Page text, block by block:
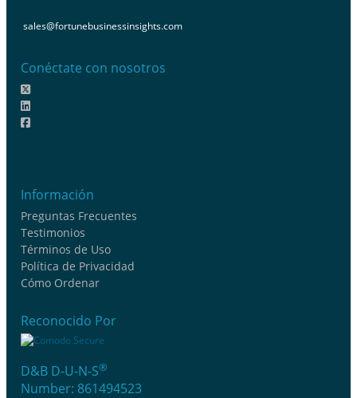
sales@fortunebusinessinsights.com
Conéctate con nosotros
Información
Preguntas Frecuentes
Testimonios
Términos de Uso
Política de Privacidad
Cómo Ordenar
Reconocido Por
D&B D-U-N-S®
Number: 861494523